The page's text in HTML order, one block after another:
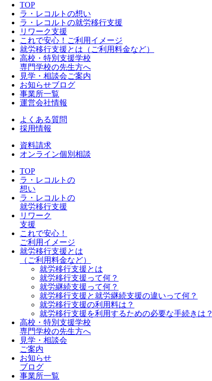
TOP
ラ・レコルトの想い
ラ・レコルトの就労移行支援
リワーク支援
これで安心！ご利用イメージ
就労移行支援とは（ご利用料金など）
高校・特別支援学校
専門学校の先生方へ
見学・相談会ご案内
お知らせブログ
事業所一覧
運営会社情報
よくある質問
採用情報
資料請求
オンライン個別相談
TOP
ラ・レコルトの
想い
ラ・レコルトの
就労移行支援
リワーク
支援
これで安心！
ご利用イメージ
就労移行支援とは
（ご利用料金など）
就労移行支援とは
就労移行支援って何？
就労継続支援って何？
就労移行支援と就労継続支援の違いって何？
就労移行支援の利用料は？
就労移行支援を利用するための必要な手続きは？
高校・特別支援学校
専門学校の先生方へ
見学・相談会
ご案内
お知らせ
ブログ
事業所一覧